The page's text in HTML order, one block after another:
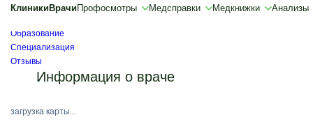
Клиники Врачи Профосмотры Медсправки Медкнижки Анализы
Врач УЗИ, Сосудистый хирург, Флеболог
Образование
Специализация
Отзывы
Информация о враче
загрузка карты...